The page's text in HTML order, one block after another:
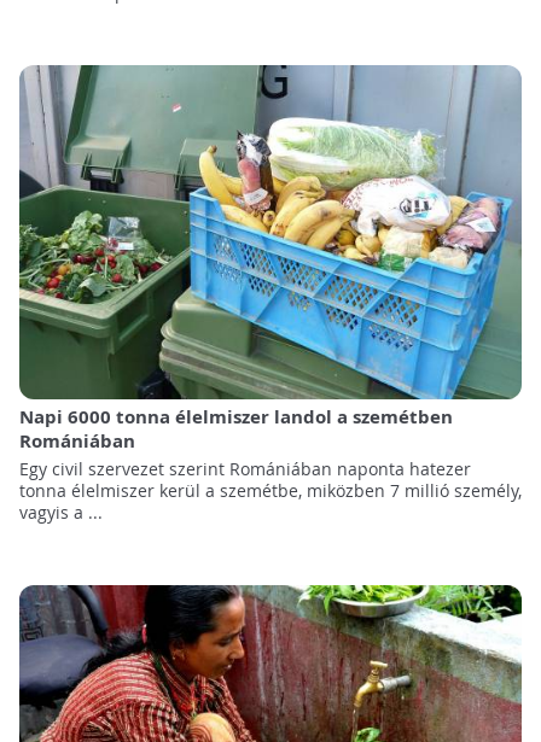
Napi 6000 tonna élelmiszer landol a szemétben
Romániában
Egy civil szervezet szerint Romániában naponta hatezer
tonna élelmiszer kerül a szemétbe, miközben 7 millió személy,
vagyis a ...